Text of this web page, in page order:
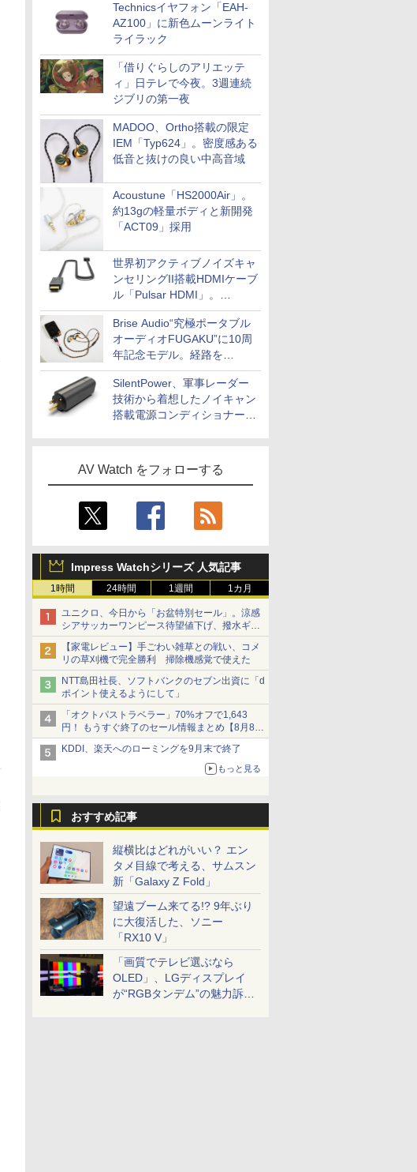
Technicsイヤフォン「EAH-
AZ100」に新色ムーンライト
ライラック
「借りぐらしのアリエッテ
ィ」日テレで今夜。3週連続
ジブリの第一夜
MADOO、Ortho搭載の限定
IEM「Typ624」。密度感ある
低音と抜けの良い中高音域
Acoustune「HS2000Air」。
約13gの軽量ボディと新開発
「ACT09」採用
世界初アクティブノイズキャ
ンセリングII搭載HDMIケーブ
ル「Pulsar HDMI」。
SilentPowerから
Brise Audio“究極ポータブル
オーディオFUGAKU”に10周
年記念モデル。経路を
NISHIKIで統一。400万円
SilentPower、軍事レーダー
技術から着想したノイキャン
搭載電源コンディショナー
AV Watch をフォローする
Impress Watchシリーズ 人気記事
1時間 24時間 1週間 1カ月
ユニクロ、今日から「お盆特別セール」。涼感
シアサッカーワンピース待望値下げ、撥水ギア
ショーツは1990円に
【家電レビュー】手ごわい雑草との戦い、コメ
リの草刈機で完全勝利 掃除機感覚で使えた
NTT島田社長、ソフトバンクのセブン出資に「d
ポイント使えるようにして」
「オクトパストラベラー」70%オフで1,643
円！ もうすぐ終了のセール情報まとめ【8月8日
更新】
ニンテンドーeショップでは「大神 絶景版」が
KDDI、楽天へのローミングを9月末で終了
もっと見る
おすすめ記事
縦横比はどれがいい？ エン
タメ目線で考える、サムスン
新「Galaxy Z Fold」
望遠ブーム来てる!? 9年ぶり
に大復活した、ソニー
「RX10 V」
「画質でテレビ選ぶなら
OLED」、LGディスプレイ
が“RGBタンデム”の魅力訴